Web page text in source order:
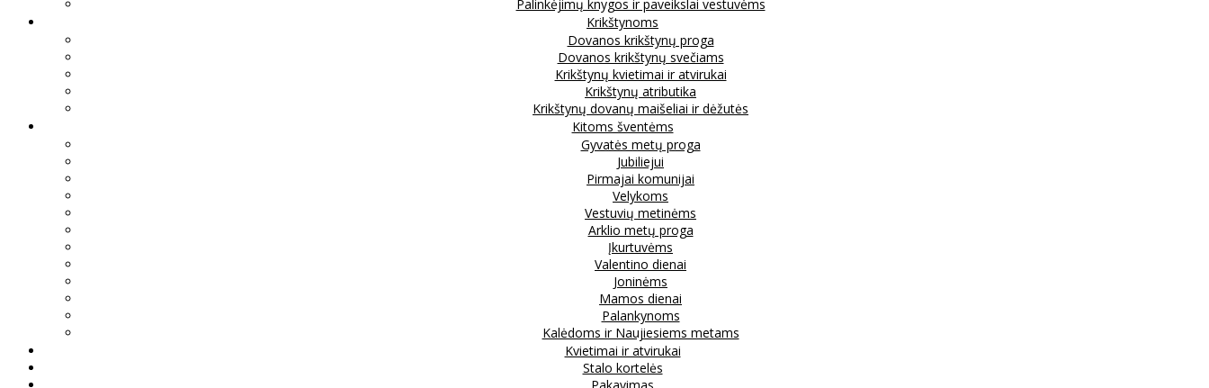
Palinkėjimų knygos ir paveikslai vestuvėms
Krikštynoms
Dovanos krikštynų proga
Dovanos krikštynų svečiams
Krikštynų kvietimai ir atvirukai
Krikštynų atributika
Krikštynų dovanų maišeliai ir dėžutės
Kitoms šventėms
Gyvatės metų proga
Jubiliejui
Pirmajai komunijai
Velykoms
Vestuvių metinėms
Arklio metų proga
Įkurtuvėms
Valentino dienai
Joninėms
Mamos dienai
Palankynoms
Kalėdoms ir Naujiesiems metams
Kvietimai ir atvirukai
Stalo kortelės
Pakavimas